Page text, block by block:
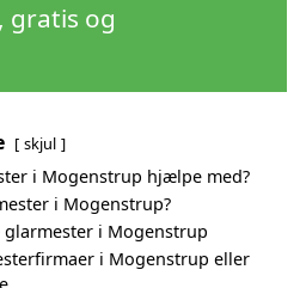
gratis og
skjul
i Mogenstrup hjælpe med?
i Mogenstrup?
i Mogenstrup
i Mogenstrup eller